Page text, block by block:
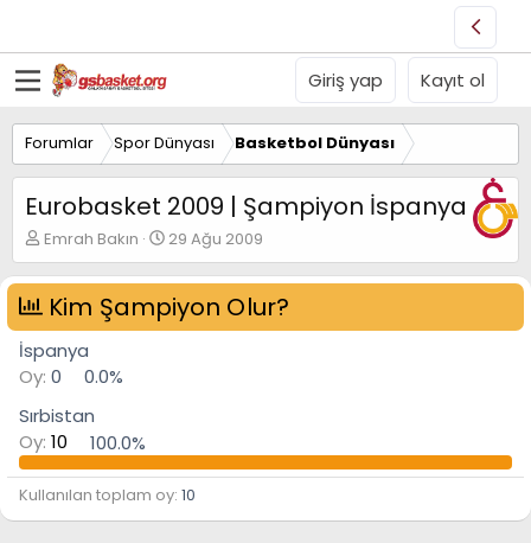
Giriş yap Kayıt ol
Forumlar Spor Dünyası Basketbol Dünyası
Eurobasket 2009 | Şampiyon İspanya
K
o
n
u
u
a
ş
l
a
t
a
n
Emrah Bakın
B
a
ş
l
a
a
r
i
h
29 Ağu 2009
Kim Şampiyon Olur?
İspanya
Oy: 0
0.0%
Sırbistan
Oy: 10 100.0%
Kullanılan toplam oy 10